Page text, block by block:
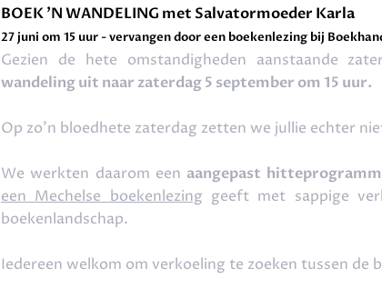
BOEK 'N WANDELING met Salvatormoeder Karla
27 juni om 15 uur - vervangen door een boekenlezing bij
Gezien de hete omstandigheden aanstaande
wandeling uit naar zaterdag 5 september om 15 uur.
Op zo'n bloedhete zaterdag zetten we jullie echter
We werkten daarom een aangepast
een Mechelse boekenlezing geeft met sappige
boekenlandschap.
Iedereen welkom om verkoeling te zoeken tussen de